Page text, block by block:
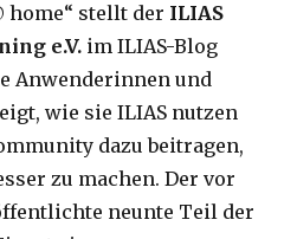
home“ stellt der ILIAS
e.V. im ILIAS-Blog
Anwenderinnen und
wie sie ILIAS nutzen
dazu beitragen,
zu machen. Der vor
neunte Teil der